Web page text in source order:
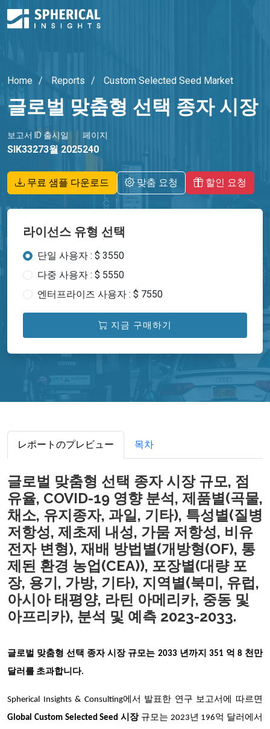
Home Reports Custom Selected Seed Market
글로벌 맞춤형 선택 종자 시장
보고서 ID
SIK3327
출시일
3월 2025
페이지
240
무료 샘플 다운로드 맞춤 요청 할인 요청
라이선스 유형 선택
단일 사용자 : $ 3550
다중 사용자 : $ 5550
엔터프라이즈 사용자 : $ 7550
지금 구매하기
レポートのプレビュー 목차
글로벌 맞춤형 선택 종자 시장 규모, 점
유율, COVID-19 영향 분석, 제품별(곡물,
채소, 유지종자, 과일, 기타), 특성별(질병
저항성, 제초제 내성, 가뭄 저항성, 비유
전자 변형), 재배 방법별(개방형(OF), 통
제된 환경 농업(CEA)), 포장별(대량 포
장, 용기, 가방, 기타), 지역별(북미, 유럽,
아시아 태평양, 라틴 아메리카, 중동 및
아프리카), 분석 및 예측 2023-2033.
글로벌 맞춤형 선택 종자 시장 규모는 2033 년까지 351 억 8 천만
달러를 초과합니다.
Spherical Insights & Consulting에서 발표한 연구 보고서에 따르면
Global Custom Selected Seed 시장 규모는 2023년 196억 달러에서